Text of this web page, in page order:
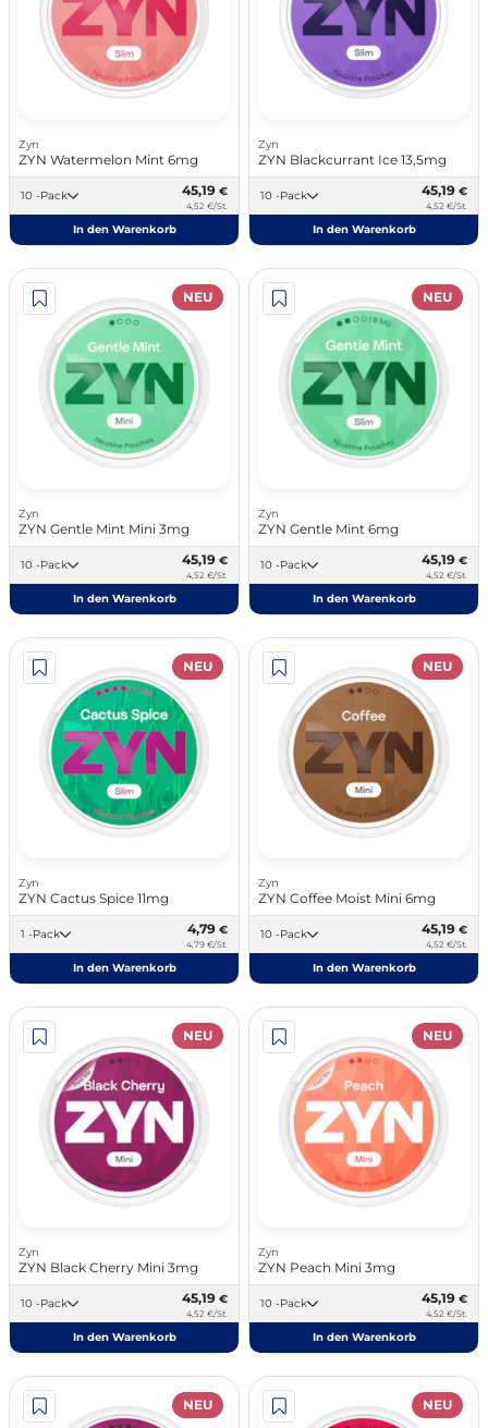
Zyn
ZYN Watermelon Mint 6mg
10 -Pack 45,19 €
4,52 €/St.
In den Warenkorb
Zyn
ZYN Blackcurrant Ice 13,5mg
10 -Pack 45,19 €
4,52 €/St.
In den Warenkorb
NEU
Zyn
ZYN Gentle Mint Mini 3mg
10 -Pack 45,19 €
4,52 €/St.
In den Warenkorb
NEU
Zyn
ZYN Gentle Mint 6mg
10 -Pack 45,19 €
4,52 €/St.
In den Warenkorb
NEU
Zyn
ZYN Cactus Spice 11mg
1 -Pack 4,79 €
4,79 €/St.
In den Warenkorb
NEU
Zyn
ZYN Coffee Moist Mini 6mg
10 -Pack 45,19 €
4,52 €/St.
In den Warenkorb
NEU
Zyn
ZYN Black Cherry Mini 3mg
10 -Pack 45,19 €
4,52 €/St.
In den Warenkorb
NEU
Zyn
ZYN Peach Mini 3mg
10 -Pack 45,19 €
4,52 €/St.
In den Warenkorb
NEU NEU